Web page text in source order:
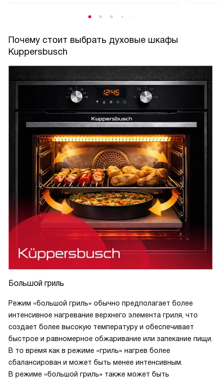
Почему стоит выбрать духовые шкафы
Kuppersbusch
Большой гриль
Режим «большой гриль» обычно предполагает более
интенсивное нагревание верхнего элемента гриля, что
создает более высокую температуру и обеспечивает
быстрое и равномерное обжаривание или запекание пищи.
В то время как в режиме «гриль» нагрев более
сбалансирован и может быть менее интенсивным.
В режиме «большой гриль» также может быть